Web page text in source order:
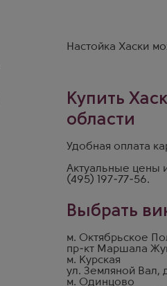
Настойка Хаски
Купить
области
Удобная оплата
Актуальные цены
(495) 197-77-56.
Выбрать
м. Октябрьское
пр-кт Маршала
м. Курская
ул. Земляной Вал,
м. Одинцово